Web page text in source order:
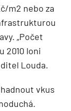
m2 nebo za
„Počet
2010 loni
Louda.
vkus